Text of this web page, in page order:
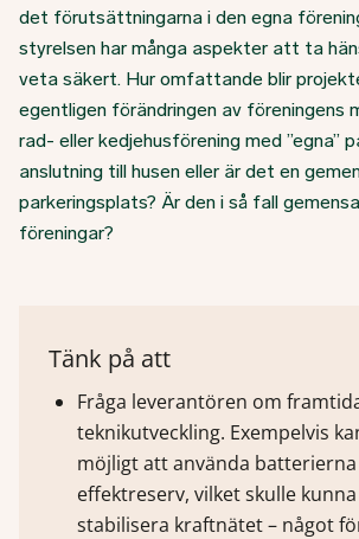
det förutsättningarna i den egna
styrelsen har många aspekter att ta
veta säkert. Hur omfattande blir
egentligen förändringen av föreningens
rad- eller kedjehusförening med ”egna”
anslutning till husen eller är det en
parkeringsplats? Är den i så fall
föreningar?
Tänk på att
Fråga leverantören om
teknikutveckling. Exempelvis
möjligt att använda
effektreserv, vilket skulle
stabilisera kraftnätet – något